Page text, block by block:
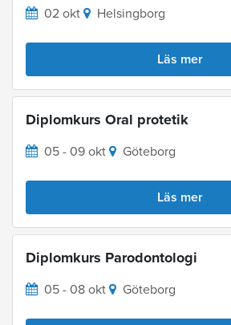
02 okt Helsingborg
Läs mer
Diplomkurs Oral protetik
05 - 09 okt Göteborg
Läs mer
Diplomkurs Parodontologi
05 - 08 okt Göteborg